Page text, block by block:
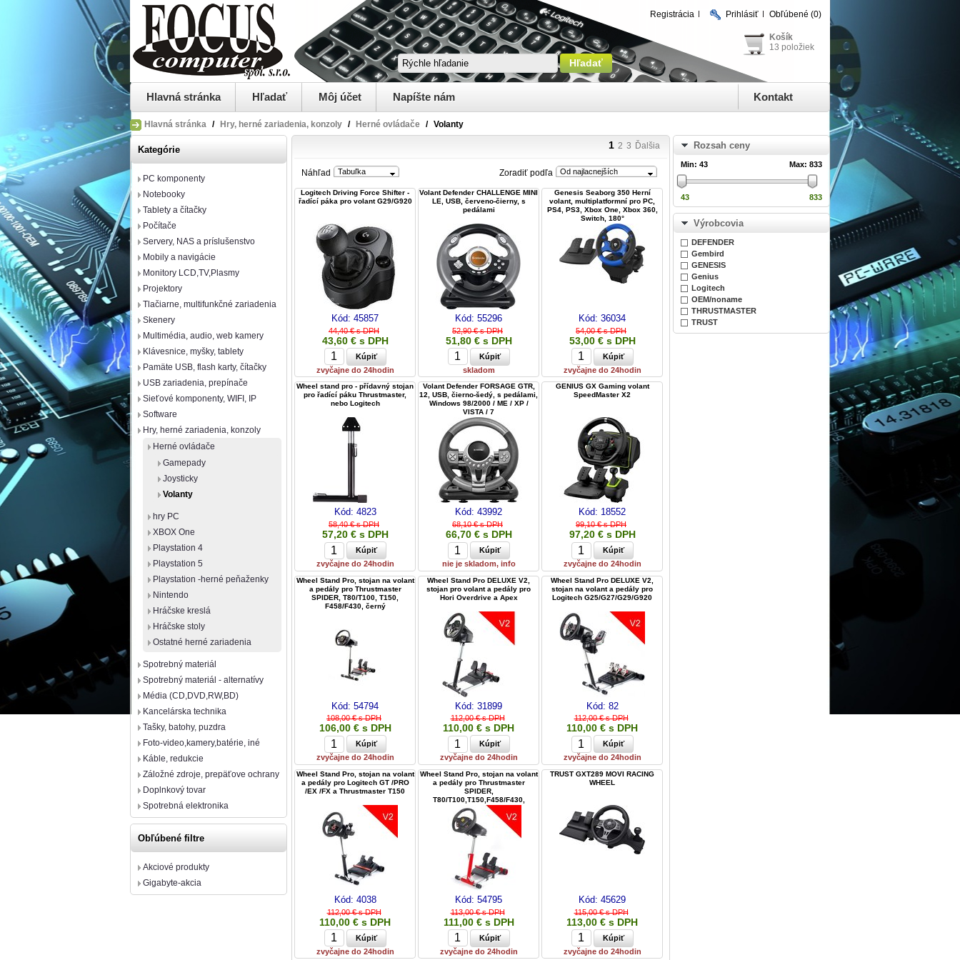
Registrácia Prihlásiť Obľúbené (0)
Košík
13 položiek
Hlavná stránka Hľadať Môj účet Napíšte nám Kontakt
Hlavná stránka / Hry, herné zariadenia, konzoly / Herné ovládače / Volanty
Kategórie
PC komponenty
Notebooky
Tablety a čítačky
Počítače
Servery, NAS a príslušenstvo
Mobily a navigácie
Monitory LCD,TV,Plasmy
Projektory
Tlačiarne, multifunkčné zariadenia
Skenery
Multimédia, audio, web kamery
Klávesnice, myšky, tablety
Pamäte USB, flash karty, čítačky
USB zariadenia, prepínače
Sieťové komponenty, WIFI, IP
Software
Hry, herné zariadenia, konzoly
Herné ovládače
Gamepady
Joysticky
Volanty
hry PC
XBOX One
Playstation 4
Playstation 5
Playstation -herné peňaženky
Nintendo
Hráčske kreslá
Hráčske stoly
Ostatné herné zariadenia
Spotrebný materiál
Spotrebný materiál - alternatívy
Média (CD,DVD,RW,BD)
Kancelárska technika
Tašky, batohy, puzdra
Foto-video,kamery,batérie, iné
Káble, redukcie
Záložné zdroje, prepäťove ochrany
Doplnkový tovar
Spotrebná elektronika
Obľúbené filtre
Akciové produkty
Gigabyte-akcia
1 2 3 Ďalšia
Náhľad Tabuľka Zoradiť podľa Od najlacnejších
Logitech Driving Force Shifter -
řadící páka pro volant G29/G920
Kód: 45857
44,40 € s DPH
43,60 € s DPH
zvyčajne do 24hodin
Volant Defender CHALLENGE MINI
LE, USB, červeno-čierny, s
pedálami
Kód: 55296
52,90 € s DPH
51,80 € s DPH
skladom
Genesis Seaborg 350 Herní
volant, multiplatformní pro PC,
PS4, PS3, Xbox One, Xbox 360,
Switch, 180°
Kód: 36034
54,00 € s DPH
53,00 € s DPH
zvyčajne do 24hodin
Wheel stand pro - přídavný stojan
pro řadící páku Thrustmaster,
nebo Logitech
Kód: 4823
58,40 € s DPH
57,20 € s DPH
zvyčajne do 24hodin
Volant Defender FORSAGE GTR,
12, USB, čierno-šedý, s pedálami,
Windows 98/2000 / ME / XP /
VISTA / 7
Kód: 43992
68,10 € s DPH
66,70 € s DPH
nie je skladom, info
GENIUS GX Gaming volant
SpeedMaster X2
Kód: 18552
99,10 € s DPH
97,20 € s DPH
zvyčajne do 24hodin
Wheel Stand Pro, stojan na volant
a pedály pro Thrustmaster
SPIDER, T80/T100, T150,
F458/F430, černý
Kód: 54794
108,00 € s DPH
106,00 € s DPH
zvyčajne do 24hodin
Wheel Stand Pro DELUXE V2,
stojan pro volant a pedály pro
Hori Overdrive a Apex
Kód: 31899
112,00 € s DPH
110,00 € s DPH
zvyčajne do 24hodin
Wheel Stand Pro DELUXE V2,
stojan na volant a pedály pro
Logitech G25/G27/G29/G920
Kód: 82
112,00 € s DPH
110,00 € s DPH
zvyčajne do 24hodin
Wheel Stand Pro, stojan na volant
a pedály pro Logitech GT /PRO
/EX /FX a Thrustmaster T150
Kód: 4038
112,00 € s DPH
110,00 € s DPH
zvyčajne do 24hodin
Wheel Stand Pro, stojan na volant
a pedály pro Thrustmaster
SPIDER,
T80/T100,T150,F458/F430,
červený
Kód: 54795
113,00 € s DPH
111,00 € s DPH
zvyčajne do 24hodin
TRUST GXT289 MOVI RACING
WHEEL
Kód: 45629
115,00 € s DPH
113,00 € s DPH
zvyčajne do 24hodin
Rozsah ceny
Min: 43 Max: 833
43 833
Výrobcovia
DEFENDER
Gembird
GENESIS
Genius
Logitech
OEM/noname
THRUSTMASTER
TRUST